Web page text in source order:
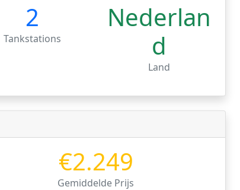
2
Tankstations
Nederlan
d
Land
€2.249
Gemiddelde Prijs